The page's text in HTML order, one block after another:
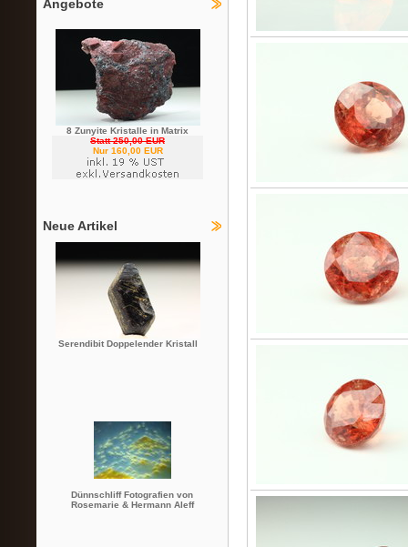
Angebote
8 Zunyite Kristalle in Matrix
Statt 250,00 EUR
Nur 160,00 EUR
Neue Artikel
Serendibit Doppelender Kristall
Dünnschliff Fotografien von
Rosemarie & Hermann Aleff